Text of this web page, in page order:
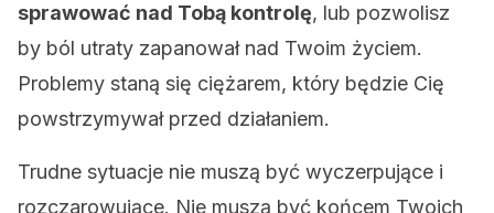
sprawować nad Tobą kontrolę, lub pozwolisz
by ból utraty zapanował nad Twoim życiem.
Problemy staną się ciężarem, który będzie Cię
powstrzymywał przed działaniem.
Trudne sytuacje nie muszą być wyczerpujące i
rozczarowujące. Nie muszą być końcem Twoich